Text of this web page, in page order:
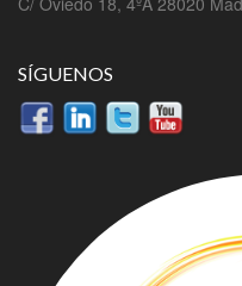
SÍGUENOS